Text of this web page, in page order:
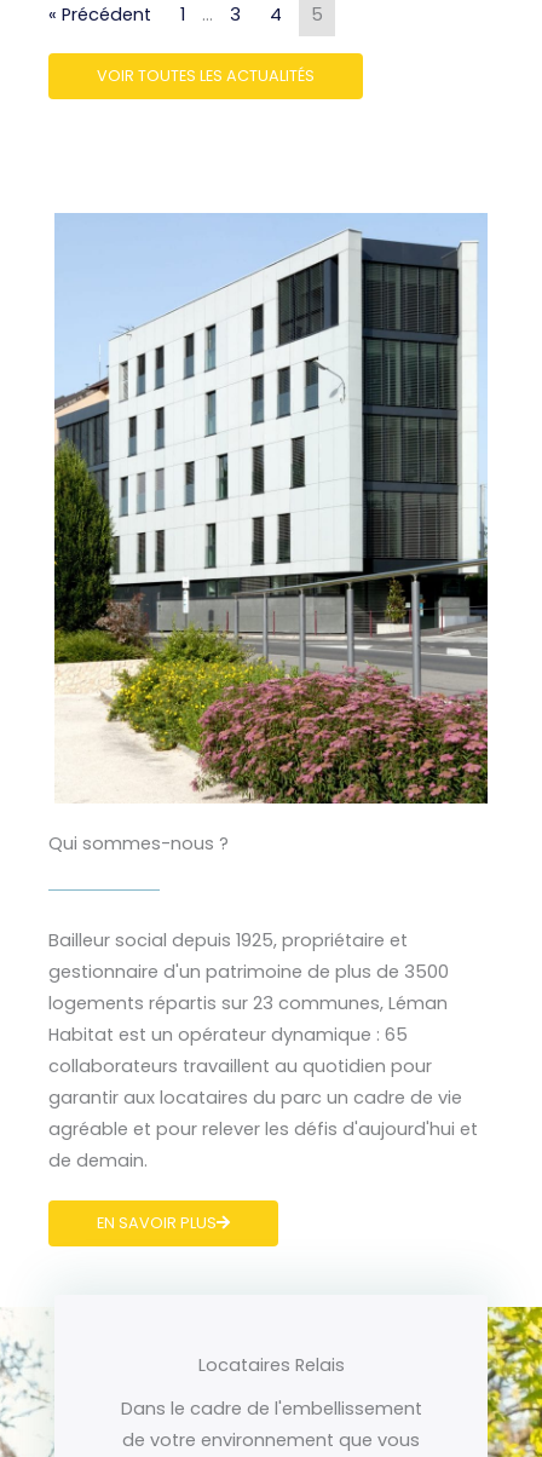
« Précédent 1 … 3 4 5
VOIR TOUTES LES ACTUALITÉS
Qui sommes-nous ?
Bailleur social depuis 1925, propriétaire et
gestionnaire d'un patrimoine de plus de 3500
logements répartis sur 23 communes, Léman
Habitat est un opérateur dynamique : 65
collaborateurs travaillent au quotidien pour
garantir aux locataires du parc un cadre de vie
agréable et pour relever les défis d'aujourd'hui et
de demain.
EN SAVOIR PLUS
Locataires Relais
Dans le cadre de l'embellissement
de votre environnement que vous